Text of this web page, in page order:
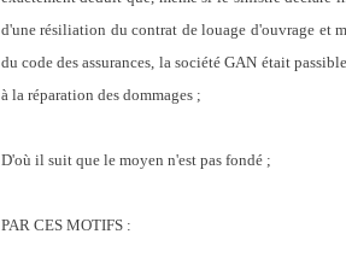
d'une résiliation du contrat de louage d'ouvrage et
du code des assurances, la société GAN était
à la réparation des dommages ;
D'où il suit que le moyen n'est pas fondé ;
PAR CES MOTIFS :